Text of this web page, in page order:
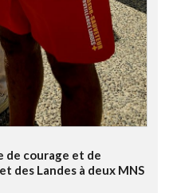
de courage et de
des Landes à deux MNS